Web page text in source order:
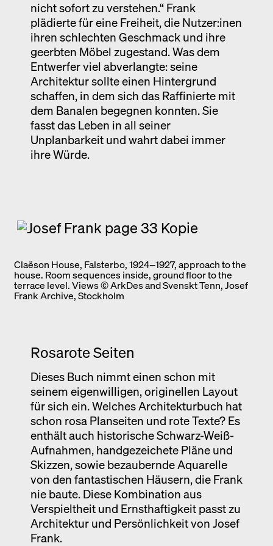
nicht sofort zu verstehen.“ Frank
plädierte für eine Freiheit, die Nutzer:inen
ihren schlechten Geschmack und ihre
geerbten Möbel zugestand. Was dem
Entwerfer viel abverlangte: seine
Architektur sollte einen Hintergrund
schaffen, in dem sich das Raffinierte mit
dem Banalen begegnen konnten. Sie
fasst das Leben in all seiner
Unplanbarkeit und wahrt dabei immer
ihre Würde.
Claëson House, Falsterbo, 1924‒1927, approach to the
house. Room sequences inside, ground floor to the
terrace level. Views © ArkDes and Svenskt Tenn, Josef
Frank Archive, Stockholm
Rosarote Seiten
Dieses Buch nimmt einen schon mit
seinem eigenwilligen, originellen Layout
für sich ein. Welches Architekturbuch hat
schon rosa Planseiten und rote Texte? Es
enthält auch historische Schwarz-Weiß-
Aufnahmen, handgezeichete Pläne und
Skizzen, sowie bezaubernde Aquarelle
von den fantastischen Häusern, die Frank
nie baute. Diese Kombination aus
Verspieltheit und Ernsthaftigkeit passt zu
Architektur und Persönlichkeit von Josef
Frank.